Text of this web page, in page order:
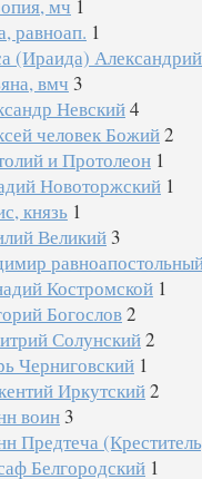
мч 1
равноап. 1
(Ираида)
вмч 3
Невский4
человек Божий2
и Протолеон 1
Новоторжский 1
князь 1
Великий 3
Костромской 1
Богослов2
Солунский2
Черниговский 1
Иркутский2
воин 3
Предтеча
Белгородский 1